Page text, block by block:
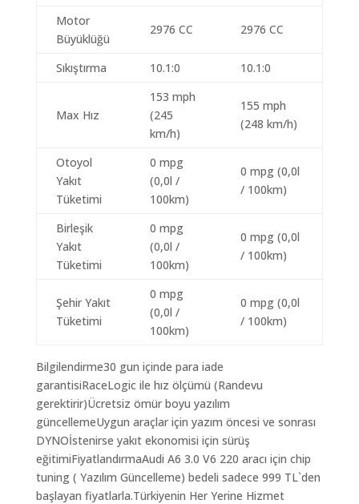
Motor
Büyüklüğü
2976 CC 2976 CC
Sıkıştırma 10.1:0 10.1:0
Max Hız
153 mph
(245
km/h)
155 mph
(248 km/h)
Otoyol
Yakıt
Tüketimi
0 mpg
(0,0l /
100km)
0 mpg (0,0l
/ 100km)
Birleşik
Yakıt
Tüketimi
0 mpg
(0,0l /
100km)
0 mpg (0,0l
/ 100km)
Şehir Yakıt
Tüketimi
0 mpg
(0,0l /
100km)
0 mpg (0,0l
/ 100km)
Bilgilendirme30 gun içinde para iade
garantisiRaceLogic ile hız ölçümü (Randevu
gerektirir)Ücretsiz ömür boyu yazılım
güncellemeUygun araçlar için yazım öncesi ve sonrası
DYNOİstenirse yakıt ekonomisi için sürüş
eğitimiFiyatlandırmaAudi A6 3.0 V6 220 aracı için chip
tuning ( Yazılım Güncelleme) bedeli sadece 999 TL`den
başlayan fiyatlarla.Türkiyenin Her Yerine Hizmet